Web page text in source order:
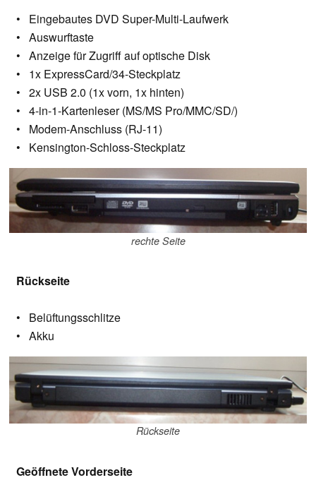
• Eingebautes DVD Super-Multi-Laufwerk
• Auswurftaste
• Anzeige für Zugriff auf optische Disk
• 1x ExpressCard/34-Steckplatz
• 2x USB 2.0 (1x vorn, 1x hinten)
• 4-in-1-Kartenleser (MS/MS Pro/MMC/SD/)
• Modem-Anschluss (RJ-11)
• Kensington-Schloss-Steckplatz
rechte Seite
Rückseite
• Belüftungsschlitze
• Akku
Rückseite
Geöffnete Vorderseite